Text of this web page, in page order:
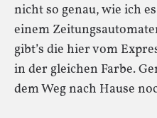
nicht so genau, wie ich
einem
gibt’s die hier vom
in der gleichen Farbe.
dem Weg nach Hause